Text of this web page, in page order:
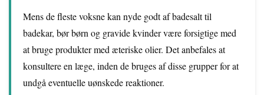
Mens de fleste voksne kan nyde godt af badesalt til
badekar, bør børn og gravide kvinder være forsigtige med
at bruge produkter med æteriske olier. Det anbefales at
konsultere en læge, inden de bruges af disse grupper for at
undgå eventuelle uønskede reaktioner.